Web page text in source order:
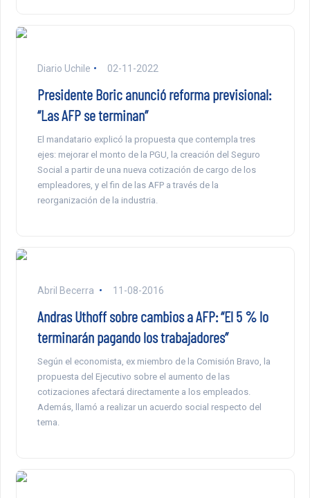
Diario Uchile 02-11-2022
Presidente Boric anunció reforma previsional:
“Las AFP se terminan”
El mandatario explicó la propuesta que contempla tres
ejes: mejorar el monto de la PGU, la creación del Seguro
Social a partir de una nueva cotización de cargo de los
empleadores, y el fin de las AFP a través de la
reorganización de la industria.
Abril Becerra 11-08-2016
Andras Uthoff sobre cambios a AFP: “El 5 % lo
terminarán pagando los trabajadores”
Según el economista, ex miembro de la Comisión Bravo, la
propuesta del Ejecutivo sobre el aumento de las
cotizaciones afectará directamente a los empleados.
Además, llamó a realizar un acuerdo social respecto del
tema.